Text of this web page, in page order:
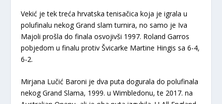
Vekić je tek treća hrvatska tenisačica koja je igrala u
polufinalu nekog Grand slam turnira, no samo je Iva
Majoli prošla do finala osvojivši 1997. Roland Garros
pobjedom u finalu protiv Švicarke Martine Hingis sa 6-4,
6-2.
Mirjana Lučić Baroni je dva puta dogurala do polufinala
nekog Grand Slama, 1999. u Wimbledonu, te 2017. na